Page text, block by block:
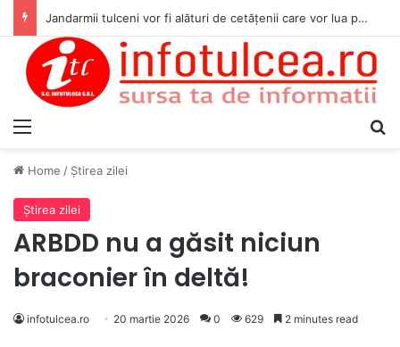
Jandarmii tulceni vor fi alături de cetățenii care vor lua parte la Festivalul Folk Țestos
Home / Ştirea zilei
Ştirea zilei
ARBDD nu a găsit niciun
braconier în deltă!
infotulcea.ro 20 martie 2026 0 629 2 minutes read